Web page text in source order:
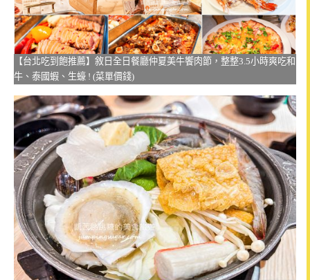
【台北吃到飽推薦】敘日全日餐廳仲夏美牛饗肉節，整整3.5小時爽吃和
牛、泰國蝦、生蠔 ! (菜單價錢)